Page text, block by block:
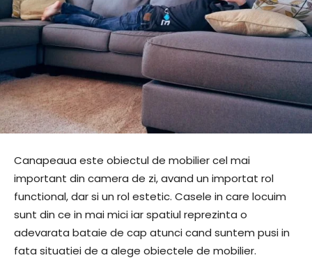
Canapeaua este obiectul de mobilier cel mai
important din camera de zi, avand un importat rol
functional, dar si un rol estetic. Casele in care locuim
sunt din ce in mai mici iar spatiul reprezinta o
adevarata bataie de cap atunci cand suntem pusi in
fata situatiei de a alege obiectele de mobilier.